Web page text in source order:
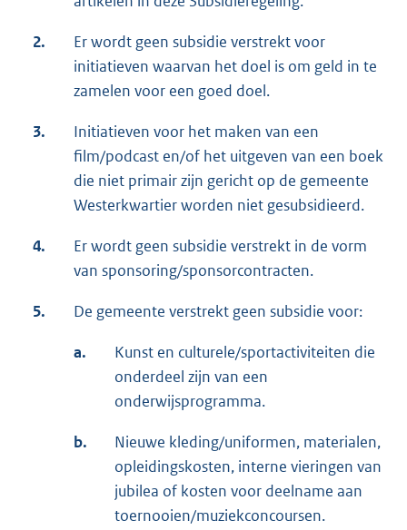
2.
Er wordt geen subsidie verstrekt voor
initiatieven waarvan het doel is om geld in te
zamelen voor een goed doel.
3.
Initiatieven voor het maken van een
film/podcast en/of het uitgeven van een boek
die niet primair zijn gericht op de gemeente
Westerkwartier worden niet gesubsidieerd.
4.
Er wordt geen subsidie verstrekt in de vorm
van sponsoring/sponsorcontracten.
5. De gemeente verstrekt geen subsidie voor:
a.
Kunst en culturele/sportactiviteiten die
onderdeel zijn van een
onderwijsprogramma.
b.
Nieuwe kleding/uniformen, materialen,
opleidingskosten, interne vieringen van
jubilea of kosten voor deelname aan
toernooien/muziekconcoursen.